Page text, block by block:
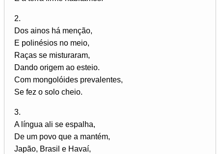
2.
Dos ainos há menção,
E polinésios no meio,
Raças se misturaram,
Dando origem ao esteio.
Com mongolóides prevalentes,
Se fez o solo cheio.
3.
A língua ali se espalha,
De um povo que a mantém,
Japão, Brasil e Havaí,